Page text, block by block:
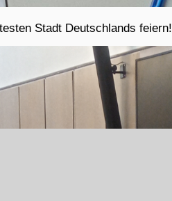
Stadt Deutschlands feiern!